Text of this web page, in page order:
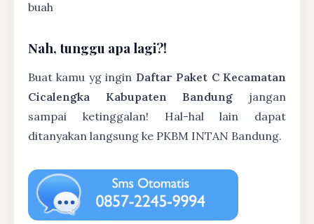
buah
Nah, tunggu apa lagi?!
Buat kamu yg ingin Daftar Paket C Kecamatan
Cicalengka Kabupaten Bandung jangan
sampai ketinggalan! Hal-hal lain dapat
ditanyakan langsung ke PKBM INTAN Bandung.